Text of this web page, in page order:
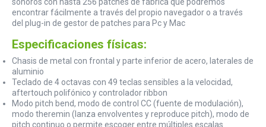
encontrar fácilmente a través del propio navegador o a través
del plug-in de gestor de patches para Pc y Mac
Especificaciones físicas:
Chasis de metal con frontal y parte inferior de acero, laterales de
aluminio
Teclado de 4 octavas con 49 teclas sensibles a la velocidad,
aftertouch polifónico y controlador ribbon
Modo pitch bend, modo de control CC (fuente de modulación),
modo theremin (lanza envolventes y reproduce pitch), modo de
pitch continuo o permite escoger entre múltiples escalas